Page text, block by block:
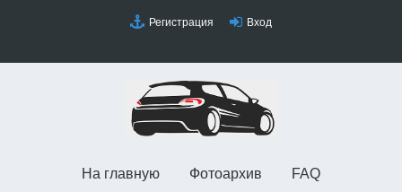
Регистрация Вход
На главную Фотоархив FAQ